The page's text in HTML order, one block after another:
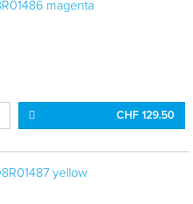
CHF 129.50